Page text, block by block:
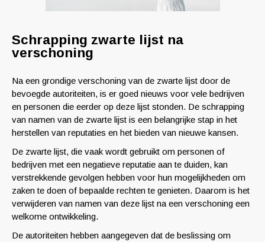
Schrapping zwarte lijst na
verschoning
Na een grondige verschoning van de zwarte lijst door de
bevoegde autoriteiten, is er goed nieuws voor vele bedrijven
en personen die eerder op deze lijst stonden. De schrapping
van namen van de zwarte lijst is een belangrijke stap in het
herstellen van reputaties en het bieden van nieuwe kansen.
De zwarte lijst, die vaak wordt gebruikt om personen of
bedrijven met een negatieve reputatie aan te duiden, kan
verstrekkende gevolgen hebben voor hun mogelijkheden om
zaken te doen of bepaalde rechten te genieten. Daarom is het
verwijderen van namen van deze lijst na een verschoning een
welkome ontwikkeling.
De autoriteiten hebben aangegeven dat de beslissing om